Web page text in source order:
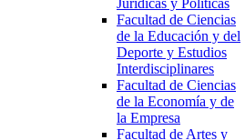
Jurídicas y Políticas
Facultad de Ciencias
de la Educación y del
Deporte y Estudios
Interdisciplinares
Facultad de Ciencias
de la Economía y de
la Empresa
Facultad de Artes y